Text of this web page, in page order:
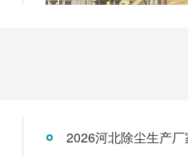
2026河北除尘生产